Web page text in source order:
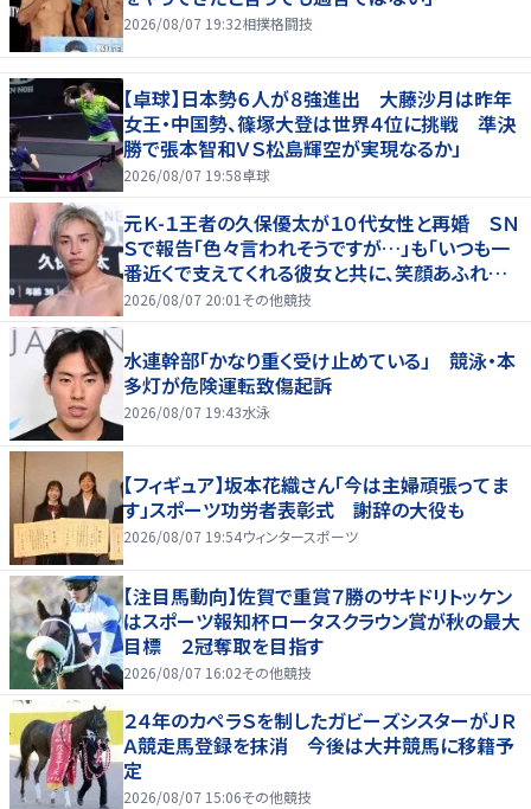
2026/08/07 19:32相撲格闘技
【卓球】日本勢６人が８強進出 大藤沙月は昨年
女王・中国勢、篠塚大登は世界４位に挑戦 準決
勝で張本智和ＶＳ松島輝空が実現なるか」
2026/08/07 19:58卓球
元Ｋ-１王者の久保優太が１０代女性と再婚 ＳＮ
Ｓで報告「色々言われそうですが…」も「いつも一
番近くで支えてくれる彼女と共に、笑顔あふれる
家庭を築いていきたい」
2026/08/07 20:01 その他競技
水連幹部「かなり重く受け止めている」 競泳・本
多灯が危険運転致傷起訴
2026/08/07 19:43水泳
【フィギュア】坂本花織さん「今は主婦頑張ってま
す」スポーツ功労者表彰式 謝辞の大役も
2026/08/07 19:54ウィンタースポーツ
【注目馬動向】佐賀で重賞７勝のサキドリトッケン
はスポーツ報知杯ロータスクラウン賞が秋の最大
目標 ２冠奪取を目指す
2026/08/07 16:02その他競技
２４年のカペラＳを制したガビーズシスターがＪＲ
Ａ競走馬登録を抹消 今後は大井競馬に移籍予
定
2026/08/07 15:06その他競技